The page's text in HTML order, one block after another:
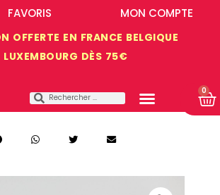
OFFERTE EN FRANCE BELGIQUE
LUXEMBOURG DÈS 75€
MON COMPTE
FAVORIS
0